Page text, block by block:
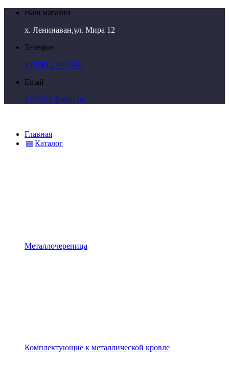
Наш магазин
х. Ленинаван,ул. Мира 12
Телефон
8 (928) 279-79-21
Email
2797921@mail.ru
Главная
Каталог
Металлочерепица
Комплектующие к металлической кровле